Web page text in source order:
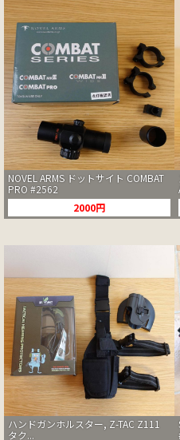
NOVEL ARMS ドットサイト COMBAT
PRO #2562
2000円
ハンドガンホルスター, Z-TAC Z111
タク...